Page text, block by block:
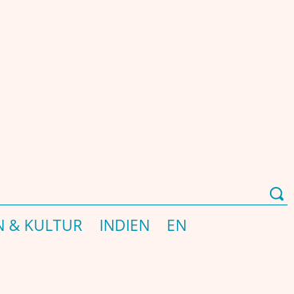
& KULTUR INDIEN EN